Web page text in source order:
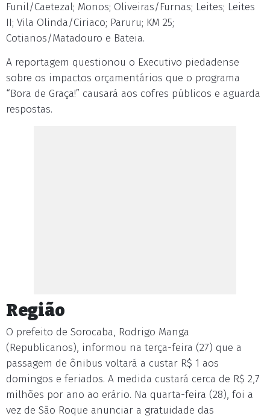
Funil/Caetezal; Monos; Oliveiras/Furnas; Leites; Leites
II; Vila Olinda/Ciriaco; Paruru; KM 25;
Cotianos/Matadouro e Bateia.
A reportagem questionou o Executivo piedadense
sobre os impactos orçamentários que o programa
“Bora de Graça!” causará aos cofres públicos e aguarda
respostas.
Região
O prefeito de Sorocaba, Rodrigo Manga
(Republicanos), informou na terça-feira (27) que a
passagem de ônibus voltará a custar R$ 1 aos
domingos e feriados. A medida custará cerca de R$ 2,7
milhões por ano ao erário. Na quarta-feira (28), foi a
vez de São Roque anunciar a gratuidade das